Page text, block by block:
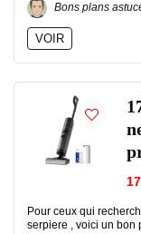
Bons plans
VOIR
Pour ceux qui
serpiere , voici un bon